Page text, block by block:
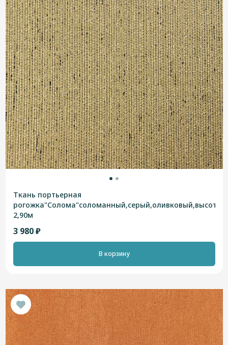
Ткань портьерная
2,90м
3 980 ₽
В корзину